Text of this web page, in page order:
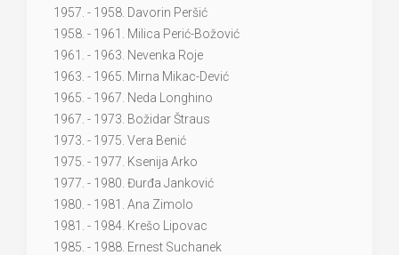
1957. - 1958. Davorin Peršić
1958. - 1961. Milica Perić-Božović
1961. - 1963. Nevenka Roje
1963. - 1965. Mirna Mikac-Dević
1965. - 1967. Neda Longhino
1967. - 1973. Božidar Štraus
1973. - 1975. Vera Benić
1975. - 1977. Ksenija Arko
1977. - 1980. Đurđa Janković
1980. - 1981. Ana Zimolo
1981. - 1984. Krešo Lipovac
1985. - 1988. Ernest Suchanek